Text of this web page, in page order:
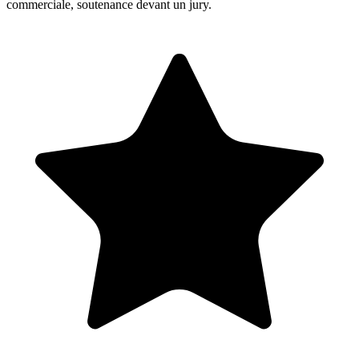
commerciale, soutenance devant un jury.